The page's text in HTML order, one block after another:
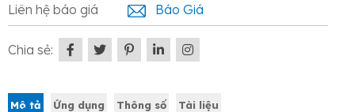
Liên hệ báo giá Báo Giá
Chia sẻ:
Mô tả Ứng dụng Thông số Tài liệu